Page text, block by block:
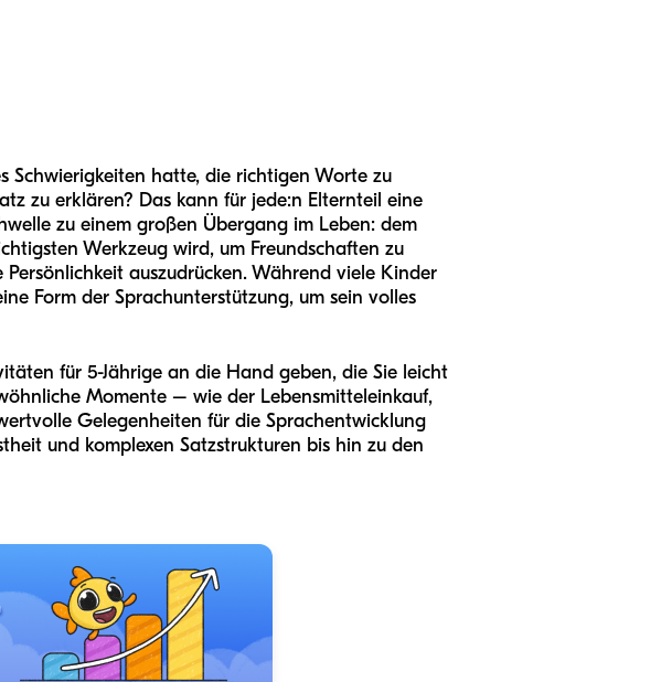
Schwierigkeiten hatte, die richtigen Worte zu
zu erklären? Das kann für jede:n Elternteil eine
zu einem großen Übergang im Leben: dem
Werkzeug wird, um Freundschaften zu
auszudrücken. Während viele Kinder
Form der Sprachunterstützung, um sein volles
für 5-Jährige an die Hand geben, die Sie leicht
Momente – wie der Lebensmitteleinkauf,
Gelegenheiten für die Sprachentwicklung
und komplexen Satzstrukturen bis hin zu den